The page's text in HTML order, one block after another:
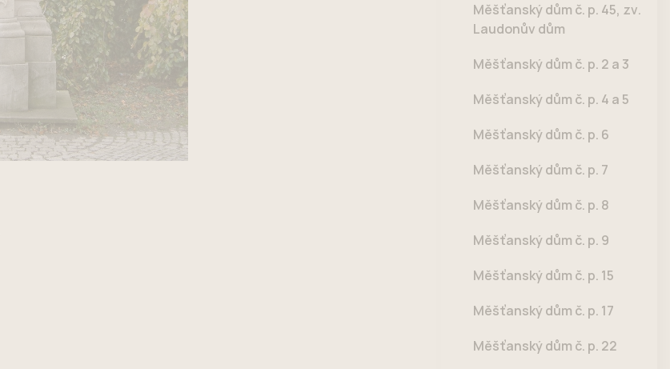
Měšťanský dům č. p. 45, zv.
Laudonův dům
Měšťanský dům č. p. 2 a 3
Měšťanský dům č. p. 4 a 5
Měšťanský dům č. p. 6
Měšťanský dům č. p. 7
Měšťanský dům č. p. 8
Měšťanský dům č. p. 9
Měšťanský dům č. p. 15
Měšťanský dům č. p. 17
Měšťanský dům č. p. 22